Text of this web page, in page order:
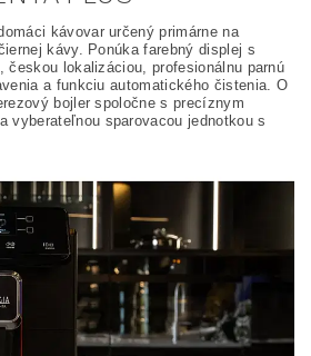
kávovar určený primárne na
kávy. Ponúka farebný displej s
lokalizáciou, profesionálnu parnú
a funkciu automatického čistenia. O
bojler spoločne s precíznym
vyberateľnou sparovacou jednotkou s